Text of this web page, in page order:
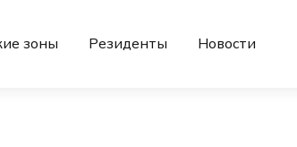
зоны Резиденты Новости